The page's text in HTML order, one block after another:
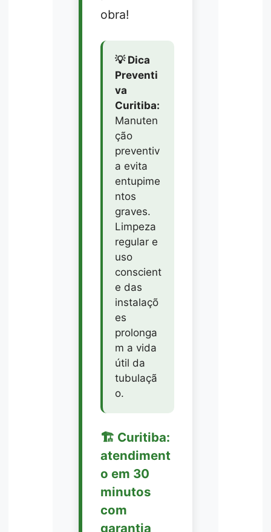
obra!
💡 Dica
Preventi
va
Curitiba:
Manuten
ção
preventiv
a evita
entupime
ntos
graves.
Limpeza
regular e
uso
conscient
e das
instalaçõ
es
prolonga
m a vida
útil da
tubulaçã
o.
🏗️ Curitiba:
atendiment
o em 30
minutos
com
garantia